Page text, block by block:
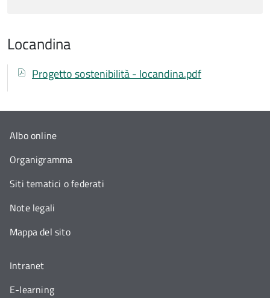
Locandina
Documenti
Documento
Progetto sostenibilità - locandina.pdf
Albo online
Organigramma
Siti tematici o federati
Note legali
Mappa del sito
Intranet
E-learning